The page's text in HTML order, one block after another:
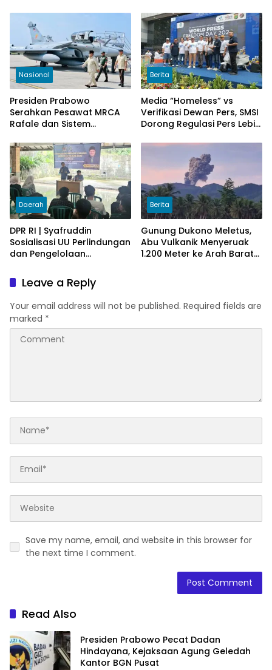
Nasional
Presiden Prabowo
Serahkan Pesawat MRCA
Rafale dan Sistem
Perkuat Pertahanan Udara
Nasional
Berita
Media “Homeless” vs
Verifikasi Dewan Pers, SMSI
Dorong Regulasi Pers Lebih
Daerah
DPR RI | Syafruddin
Sosialisasi UU Perlindungan
dan Pengelolaan
Berita
Gunung Dukono Meletus,
Abu Vulkanik Menyeruak
1.200 Meter ke Arah Barat
Leave a Reply
Your email address will not be published. Required fields are
marked *
Save my name, email, and website in this browser for
the next time I comment.
Read Also
Presiden Prabowo Pecat Dadan
Hindayana, Kejaksaan Agung Geledah
Kantor BGN Pusat